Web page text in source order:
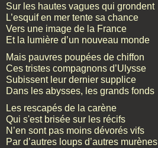
Sur les hautes vagues qui grondent
L’esquif en mer tente sa chance
Vers une image de la France
Et la lumière d’un nouveau monde
Mais pauvres poupées de chiffon
Ces tristes compagnons d’Ulysse
Subissent leur dernier supplice
Dans les abysses, les grands fonds
Les rescapés de la carène
Qui s'est brisée sur les récifs
N’en sont pas moins dévorés vifs
Par d’autres loups d’autres murènes